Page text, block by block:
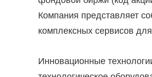
Компания представляет
комплексных сервисов
Инновационные